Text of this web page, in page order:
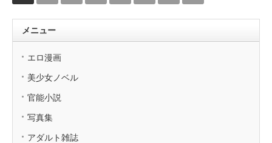
メニュー
エロ漫画
美少女ノベル
官能小説
写真集
アダルト雑誌